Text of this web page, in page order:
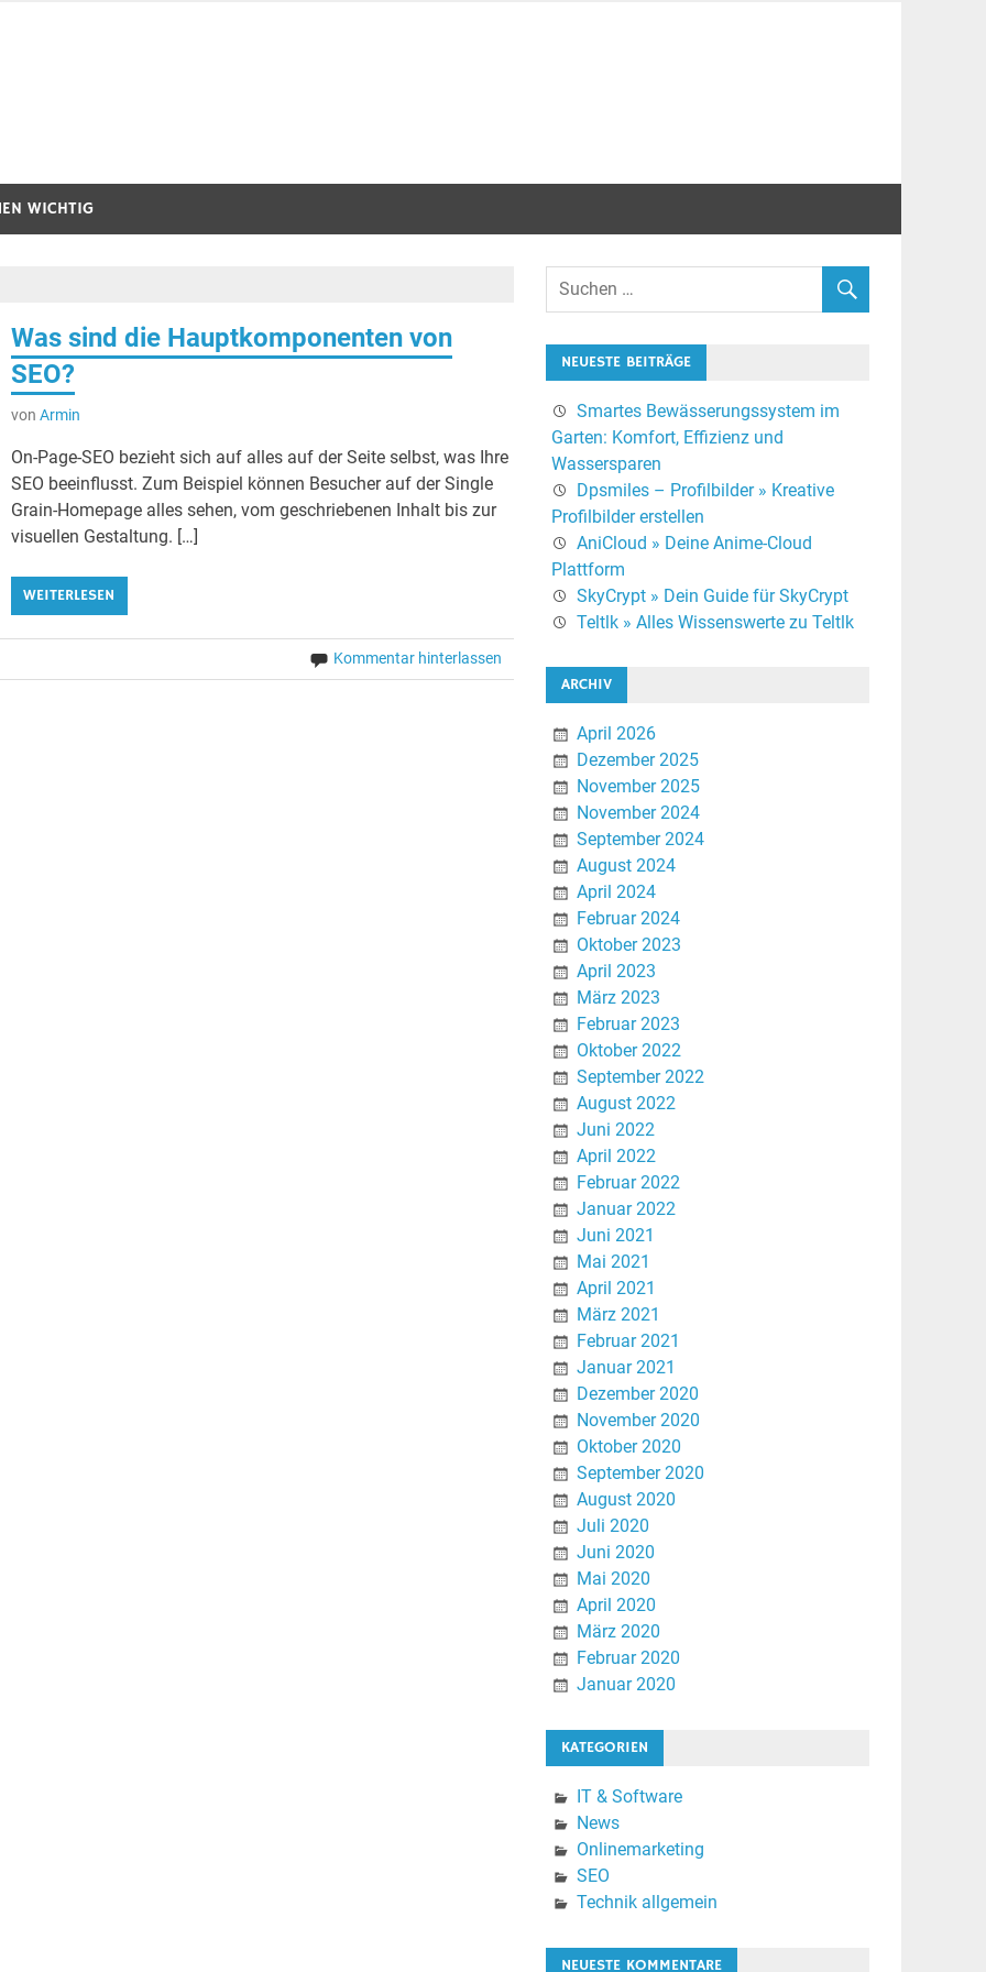
WICHTIG
Was sind die Hauptkomponenten von
SEO?
vonArmin
On-Page-SEO bezieht sich auf alles auf der Seite selbst, was Ihre
SEO beeinflusst. Zum Beispiel können Besucher auf der Single
Grain-Homepage alles sehen, vom geschriebenen Inhalt bis zur
visuellen Gestaltung. […]
WEITERLESEN
Kommentar hinterlassen
NEUESTE BEITRÄGE
Smartes Bewässerungssystem im
Garten: Komfort, Effizienz und
Wassersparen
Dpsmiles – Profilbilder » Kreative
Profilbilder erstellen
AniCloud » Deine Anime-Cloud
Plattform
SkyCrypt » Dein Guide für SkyCrypt
Teltlk » Alles Wissenswerte zu Teltlk
ARCHIV
April 2026
Dezember 2025
November 2025
November 2024
September 2024
August 2024
April 2024
Februar 2024
Oktober 2023
April 2023
März 2023
Februar 2023
Oktober 2022
September 2022
August 2022
Juni 2022
April 2022
Februar 2022
Januar 2022
Juni 2021
Mai 2021
April 2021
März 2021
Februar 2021
Januar 2021
Dezember 2020
November 2020
Oktober 2020
September 2020
August 2020
Juli 2020
Juni 2020
Mai 2020
April 2020
März 2020
Februar 2020
Januar 2020
KATEGORIEN
IT & Software
News
Onlinemarketing
SEO
Technik allgemein
NEUESTE KOMMENTARE